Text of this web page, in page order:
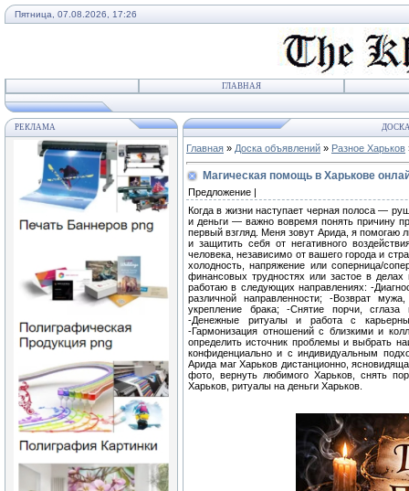
Пятница, 07.08.2026, 17:26
ГЛАВНАЯ
РЕКЛАМА
Главная » Доска объявлений » Разное Харьков
Магическая помощь в Харькове
Предложение |
Когда в жизни наступает черная полоса —
и деньги — важно вовремя понять причину
первый взгляд. Меня зовут Арида, я помогаю
и защитить себя от негативного
человека, независимо от вашего города и
холодность, напряжение или соперница/
финансовых трудностях или застое в
работаю в следующих направлениях: -
различной направленности; -Возврат
укрепление брака; -Снятие порчи, сглаза
-Денежные ритуалы и работа с
-Гармонизация отношений с близкими и
определить источник проблемы и выбрать
конфиденциально и с индивидуальным
Арида маг Харьков дистанционно,
фото, вернуть любимого Харьков, снять
Харьков, ритуалы на деньги Харьков.